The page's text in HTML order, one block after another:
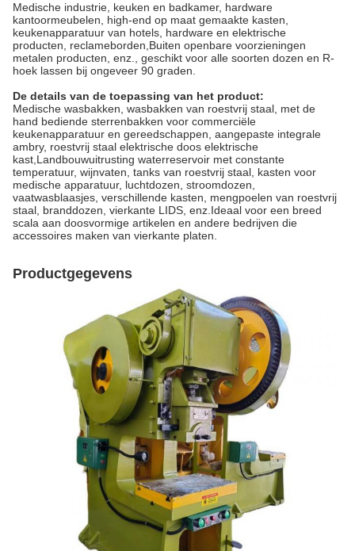
Medische industrie, keuken en badkamer, hardware
kantoormeubelen, high-end op maat gemaakte kasten,
keukenapparatuur van hotels, hardware en elektrische
producten, reclameborden,Buiten openbare voorzieningen
metalen producten, enz., geschikt voor alle soorten dozen en R-
hoek lassen bij ongeveer 90 graden.
De details van de toepassing van het product:
Medische wasbakken, wasbakken van roestvrij staal, met de
hand bediende sterrenbakken voor commerciële
keukenapparatuur en gereedschappen, aangepaste integrale
ambry, roestvrij staal elektrische doos elektrische
kast,Landbouwuitrusting waterreservoir met constante
temperatuur, wijnvaten, tanks van roestvrij staal, kasten voor
medische apparatuur, luchtdozen, stroomdozen,
vaatwasblaasjes, verschillende kasten, mengpoelen van roestvrij
staal, branddozen, vierkante LIDS, enz.Ideaal voor een breed
scala aan doosvormige artikelen en andere bedrijven die
accessoires maken van vierkante platen.
Productgegevens